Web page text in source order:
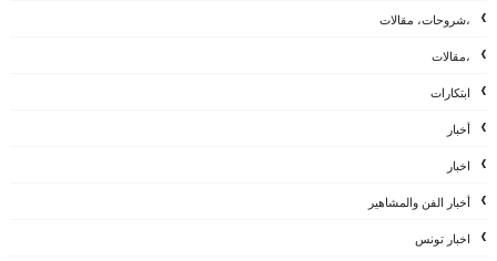
،شروحات، مقالات
،مقالات
ابتكارات
أخبار
اخبار
أخبار الفن والمشاهير
اخبار تونس